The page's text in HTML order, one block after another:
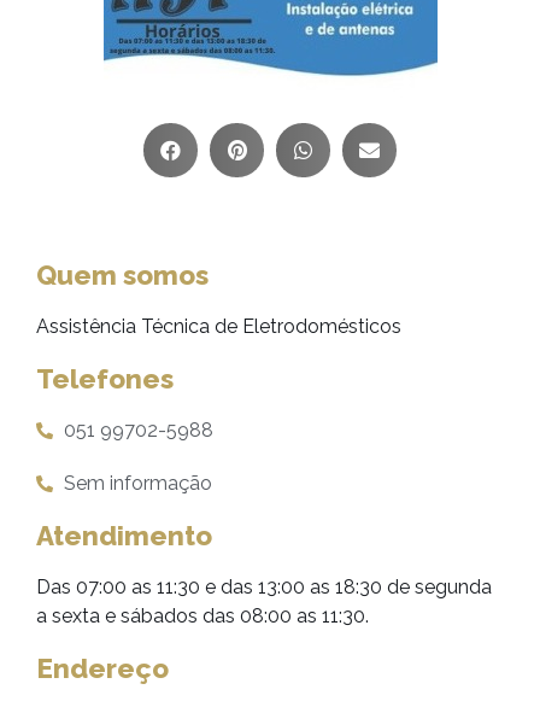
Quem somos
Assistência Técnica de Eletrodomésticos
Telefones
051 99702-5988
Sem informação
Atendimento
Das 07:00 as 11:30 e das 13:00 as 18:30 de segunda
a sexta e sábados das 08:00 as 11:30.
Endereço